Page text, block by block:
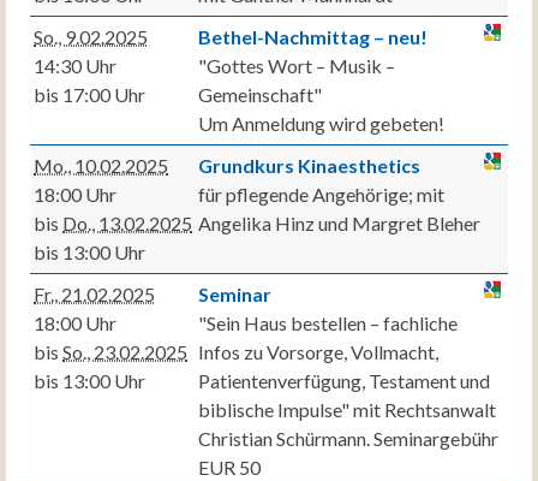
So., 9.02.2025
14:30 Uhr
bis 17:00 Uhr
Bethel-Nachmittag – neu!
"Gottes Wort – Musik –
Gemeinschaft"
Um Anmeldung wird gebeten!
Mo., 10.02.2025
18:00 Uhr
bis Do., 13.02.2025
bis 13:00 Uhr
Grundkurs Kinaesthetics
für pflegende Angehörige; mit
Angelika Hinz und Margret Bleher
Fr., 21.02.2025
18:00 Uhr
bis So., 23.02.2025
bis 13:00 Uhr
Seminar
"Sein Haus bestellen – fachliche
Infos zu Vorsorge, Vollmacht,
Patientenverfügung, Testament und
biblische Impulse" mit Rechtsanwalt
Christian Schürmann. Seminargebühr
EUR 50